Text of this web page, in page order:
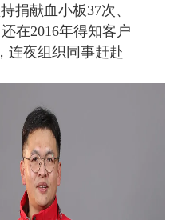
捐献血小板37次、
在2016年得知客户
连夜组织同事赶赴